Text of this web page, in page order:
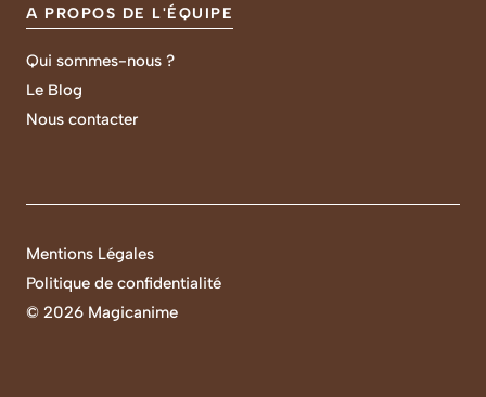
A PROPOS DE L'ÉQUIPE
Qui sommes-nous ?
Le Blog
Nous contacter
© 2026 Magicanime
Mentions Légales
Politique de confidentialité